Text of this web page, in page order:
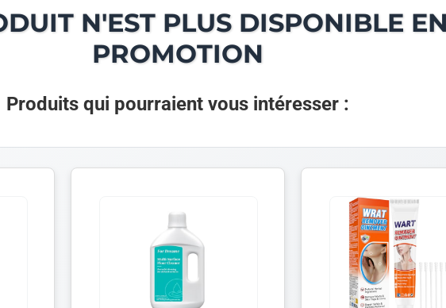
N'EST PLUS DISPONIBLE EN
PROMOTION
Produits qui pourraient vous intéresser :